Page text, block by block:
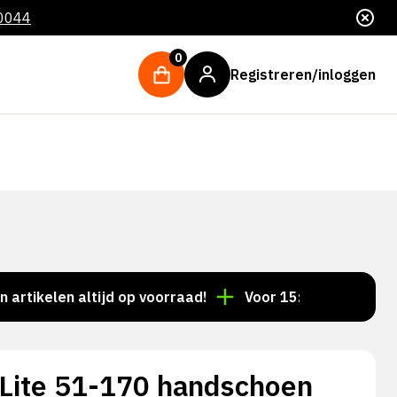
0
Registreren/inloggen
altijd op voorraad! Voor 15:00 besteld =
51-170 handschoen